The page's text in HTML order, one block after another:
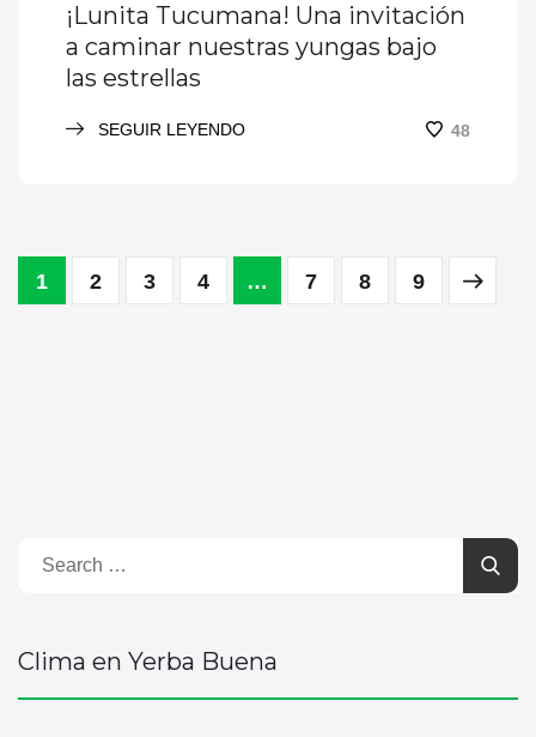
¡Lunita Tucumana! Una invitación
a caminar nuestras yungas bajo
las estrellas
SEGUIR LEYENDO 48
1 2 3 4 … 7 8 9
Clima en Yerba Buena